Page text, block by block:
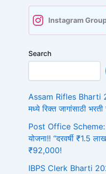
Instagram
Search
Assam Rifles Bharti
मध्ये रिक्त जागांसाठी
Post Office Scheme:
योजना!! “दरवर्षी ₹1.5
₹92,000!
IBPS Clerk Bharti